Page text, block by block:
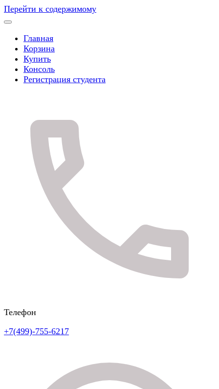
Перейти к содержимому
Главная
Корзина
Купить
Консоль
Регистрация студента
Телефон
+7(499)-755-6217